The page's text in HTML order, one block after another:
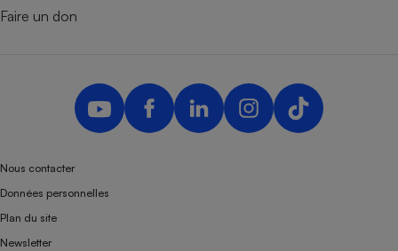
Faire un don
Nous contacter
Données personnelles
Plan du site
Newsletter